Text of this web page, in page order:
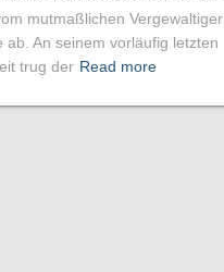
mutmaßlichen Vergewaltiger
ab. An seinem vorläufig letzten
trug der Read more